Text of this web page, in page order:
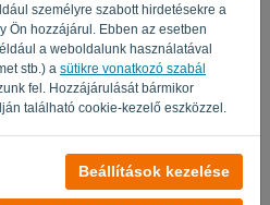
személyre szabott hirdetésekre a
Ön hozzájárul. Ebben az esetben
a weboldalunk használatával
stb.) a sütikre vonatkozó szabál
fel. Hozzájárulását bármikor
található cookie-kezelő eszközzel.
Beállítások kezelése
próbaverziót